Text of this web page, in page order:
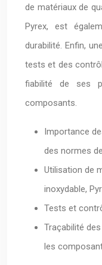
de matériaux de
Pyrex, est
durabilité. Enfin,
tests et des
fiabilité de ses
composants.
Importance
des normes
Utilisation de
inoxydable,
Tests et
Traçabilité
les